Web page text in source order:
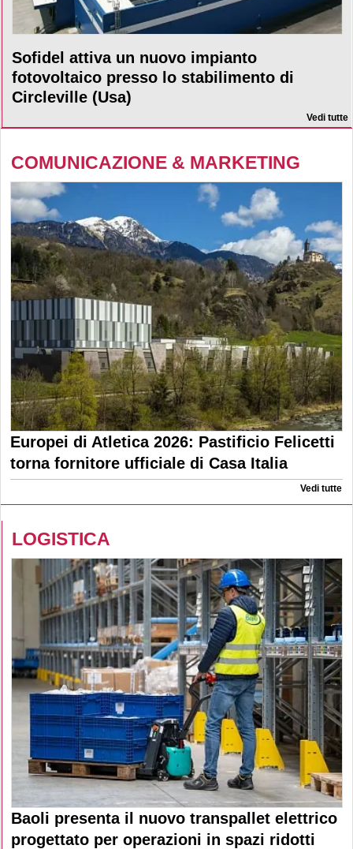
Sofidel attiva un nuovo impianto
fotovoltaico presso lo stabilimento di
Circleville (Usa)
Vedi tutte
COMUNICAZIONE & MARKETING
Europei di Atletica 2026: Pastificio Felicetti
torna fornitore ufficiale di Casa Italia
Vedi tutte
LOGISTICA
Baoli presenta il nuovo transpallet elettrico
progettato per operazioni in spazi ridotti